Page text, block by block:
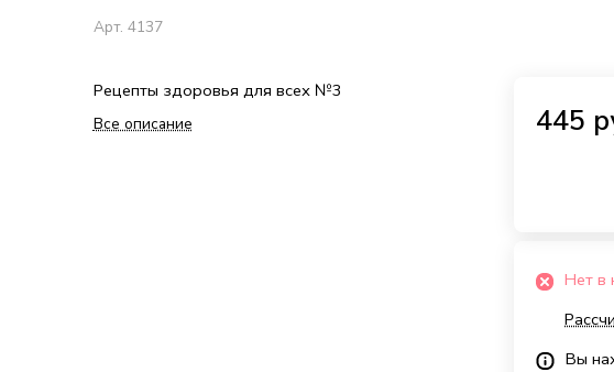
Арт. 4137
Рецепты здоровья для всех №3
Все описание 445
Нет в
Вы